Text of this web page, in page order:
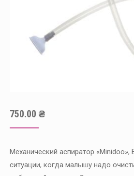
750.00 ₴
Механический аспиратор
ситуации, когда малышу надо